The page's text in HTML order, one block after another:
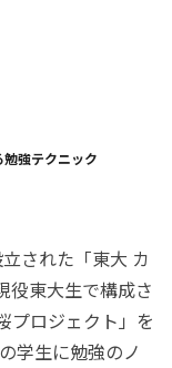
強テクニック
された「東大 カ
役東大生で構成さ
プロジェクト」を
学生に勉強のノ